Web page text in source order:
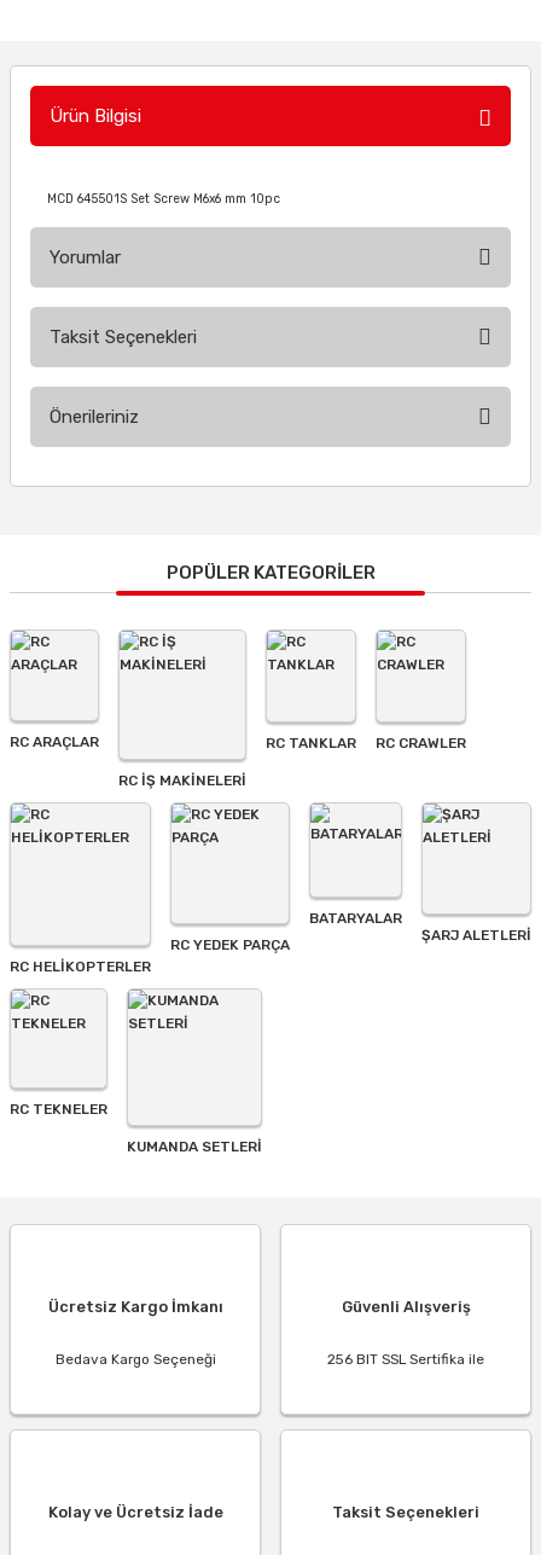
Ürün Bilgisi
MCD 645501S Set Screw M6x6 mm 10pc
Yorumlar
Taksit Seçenekleri
Önerileriniz
Görüş ve önerileriniz için teşekkür ederiz.
Ürün resmi kalitesiz, bozuk veya görüntülenemiyor.
Ürün açıklamasında eksik bilgiler bulunuyor.
Ürün fiyatı diğer sitelerden daha pahalı.
Bu ürüne benzer farklı alternatifler olmalı.
Gönder
POPÜLER KATEGORİLER
RC ARAÇLAR
RC İŞ MAKİNELERİ
RC TANKLAR RC CRAWLER
RC HELİKOPTERLER
RC YEDEK PARÇA
BATARYALAR
ŞARJ ALETLERI
RC TEKNELER
KUMANDA SETLERİ
Ücretsiz Kargo İmkanı
Bedava Kargo Seçeneği
Güvenli Alışveriş
256 BIT SSL Sertifika ile
Kolay ve Ücretsiz İade Taksit Seçenekleri